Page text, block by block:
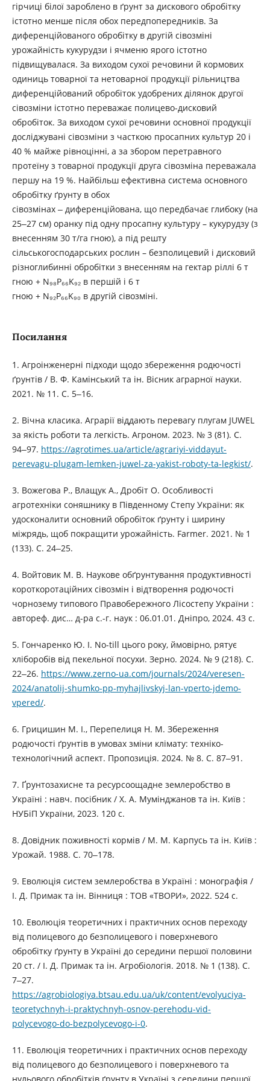
гірчиці білої зароблено в ґрунт за дискового обробітку
істотно менше після обох передпопередників. За
диференційованого обробітку в другій сівозміні
урожайність кукурудзи і ячменю ярого істотно
підвищувалася. За виходом сухої речовини й кормових
одиниць товарної та нетоварної продукції рільництва
диференційований обробіток удобрених ділянок другої
сівозміни істотно переважає полицево-дисковий
обробіток. За виходом сухої речовини основної продукції
досліджувані сівозміни з часткою просапних культур 20 і
40 % майже рівноцінні, а за збором перетравного
протеїну з товарної продукції друга сівозміна переважала
першу на 19 %. Найбільш ефективна система основного
обробітку ґрунту в обох
сівозмінах ‒ диференційована, що передбачає глибоку (на
25‒27 см) оранку під одну просапну культуру – кукурудзу (з
внесенням 30 т/га гною), а під решту
сільськогосподарських рослин – безполицевий і дисковий
різноглибинні обробітки з внесенням на гектар ріллі 6 т
гною + N₉₈P₆₆K₉₂ в першій і 6 т
гною + N₉₂P₆₆K₉₀ в другій сівозміні.
Посилання
1. Агроінженерні підходи щодо збереження родючості
ґрунтів / В. Ф. Камінський та ін. Вісник аграрної науки.
2021. № 11. С. 5‒16.
2. Вічна класика. Аграрії віддають перевагу плугам JUWEL
за якість роботи та легкість. Агроном. 2023. № 3 (81). С.
94‒97. https://agrotimes.ua/article/agrariyi-viddayut-
perevagu-plugam-lemken-juwel-za-yakist-roboty-ta-legkist/.
3. Вожегова Р., Влащук А., Дробіт О. Особливості
агротехніки соняшнику в Південному Степу України: як
удосконалити основний обробіток ґрунту і ширину
міжрядь, щоб покращити урожайність. Farmer. 2021. № 1
(133). С. 24‒25.
4. Войтовик М. В. Наукове обґрунтування продуктивності
короткоротаційних сівозмін і відтворення родючості
чорнозему типового Правобережного Лісостепу України :
автореф. дис… д-ра с.-г. наук : 06.01.01. Дніпро, 2024. 43 с.
5. Гончаренко Ю. І. No-till цього року, ймовірно, рятує
хліборобів від пекельної посухи. Зерно. 2024. № 9 (218). С.
22‒26. https://www.zerno-ua.com/journals/2024/veresen-
2024/anatolij-shumko-pp-myhajlivskyj-lan-vperto-jdemo-
vpered/.
6. Грицишин М. І., Перепелиця Н. М. Збереження
родючості ґрунтів в умовах зміни клімату: техніко-
технологічний аспект. Пропозиція. 2024. № 8. С. 87‒91.
7. Ґрунтозахисне та ресурсоощадне землеробство в
Україні : навч. посібник / Х. А. Мумінджанов та ін. Київ :
НУБіП України, 2023. 120 с.
8. Довідник поживності кормів / М. М. Карпусь та ін. Київ :
Урожай. 1988. С. 70‒178.
9. Еволюція систем землеробства в Україні : монографія /
І. Д. Примак та ін. Вінниця : ТОВ «ТВОРИ», 2022. 524 с.
10. Еволюція теоретичних і практичних основ переходу
від полицевого до безполицевого і поверхневого
обробітку ґрунту в Україні до середини першої половини
20 ст. / І. Д. Примак та ін. Агробіологія. 2018. № 1 (138). С.
7‒27.
https://agrobiologiya.btsau.edu.ua/uk/content/evolyuciya-
teoretychnyh-i-praktychnyh-osnov-perehodu-vid-
polycevogo-do-bezpolycevogo-i-0.
11. Еволюція теоретичних і практичних основ переходу
від полицевого до безполицевого і поверхневого та